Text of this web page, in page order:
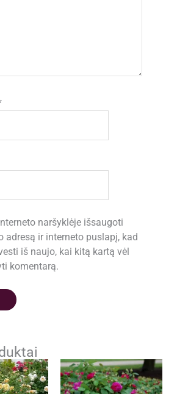
naršyklėje išsaugoti
adresą ir interneto puslapį, kad
iš naujo, kai kitą kartą vėl
komentarą.